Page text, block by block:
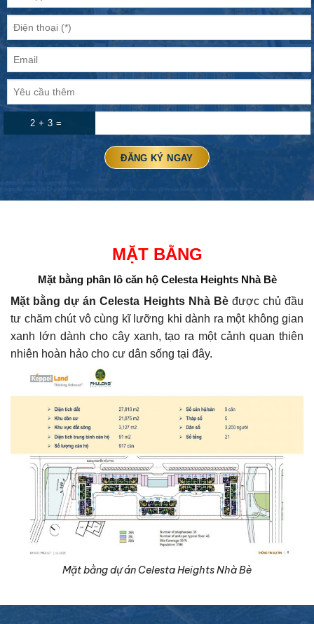
2 + 3 =
MẶT BẰNG
Mặt bằng phân lô căn hộ Celesta Heights Nhà Bè
Mặt bằng dự án Celesta Heights Nhà Bè được chủ đầu
tư chăm chút vô cùng kĩ lưỡng khi dành ra một không gian
xanh lớn dành cho cây xanh, tạo ra một cảnh quan thiên
nhiên hoàn hảo cho cư dân sống tại đây.
Mặt bằng dự án Celesta Heights Nhà Bè